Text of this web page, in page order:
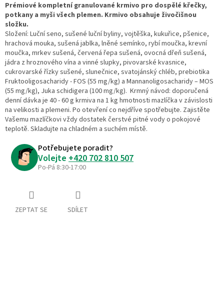
Prémiové kompletní granulované krmivo pro dospělé křečky,
potkany a myši všech plemen. Krmivo obsahuje živočišnou
složku.
Složení: Luční seno, sušené luční byliny, vojtěška, kukuřice, pšenice,
hrachová mouka, sušená jablka, lněné semínko, rybí moučka, krevní
moučka, mrkev sušená, červená řepa sušená, ovocná dřeň sušená,
jádra z hroznového vína a vinné slupky, pivovarské kvasnice,
cukrovarské řízky sušené, slunečnice, svatojánský chléb, prebiotika
Fruktooligosacharidy - FOS (55 mg/kg) a Mannanoligosacharidy – MOS
(55 mg/kg), Juka schidigera (100 mg/kg). Krmný návod: doporučená
denní dávka je 40 - 60 g krmiva na 1 kg hmotnosti mazlíčka v závislosti
na velikosti a plemeni. Po otevření co nejdříve spotřebujte. Zajistěte
Vašemu mazlíčkovi vždy dostatek čerstvé pitné vody o pokojové
teplotě. Skladujte na chladném a suchém místě.
Potřebujete poradit?
Volejte +420 702 810 507
Po-Pá 8:30-17:00
ZEPTAT SE SDÍLET